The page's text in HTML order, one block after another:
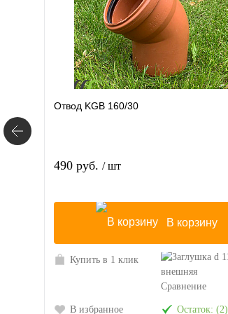
Отвод KGB 160/30
490 руб. / шт
В корзину
Купить в 1 клик
Сравнение
В избранное Остаток: (2)